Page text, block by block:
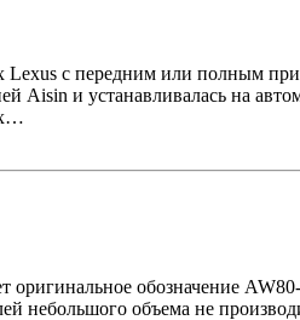
с передним или полным
Aisin и устанавливалась на
обозначение
небольшого объема не